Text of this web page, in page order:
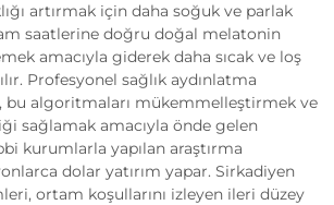
artırmak için daha soğuk ve parlak
saatlerine doğru doğal melatonin
amacıyla giderek daha sıcak ve loş
Profesyonel sağlık aydınlatma
algoritmaları mükemmelleştirmek ve
sağlamak amacıyla önde gelen
kurumlarla yapılan araştırma
dolar yatırım yapar. Sirkadiyen
ortam koşullarını izleyen ileri düzey